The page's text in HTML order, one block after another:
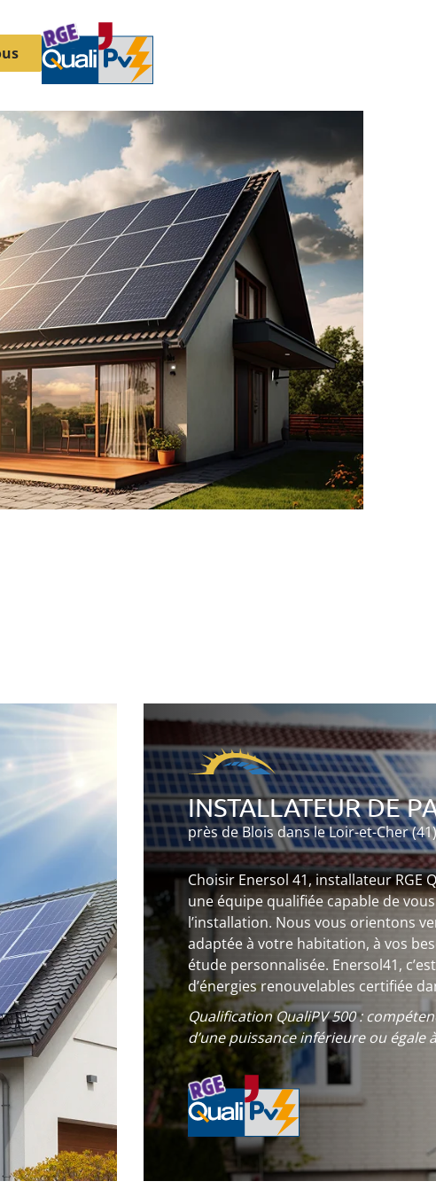
INSTALLATEUR DE
près de Blois dans le Loir-et-Cher (41)
Choisir Enersol 41, installateur RGE
une équipe qualifiée capable de
l’installation. Nous vous orientons
adaptée à votre habitation, à vos
étude personnalisée. Enersol41,
d’énergies renouvelables certifiée
Qualification QualiPV 500 :
d’une puissance inférieure ou égale